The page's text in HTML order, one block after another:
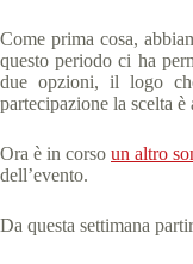
Come prima cosa,
questo periodo ci ha
due opzioni, il logo
partecipazione la scelta
Ora è in corso un altro
dell’evento.
Da questa settimana